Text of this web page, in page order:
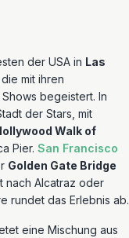
der USA in Las
mit ihren
begeistert. In
der Stars, mit
Walk of
Pier. San Francisco
Golden Gate Bridge
nach Alcatraz oder
rundet das Erlebnis ab.
eine Mischung aus